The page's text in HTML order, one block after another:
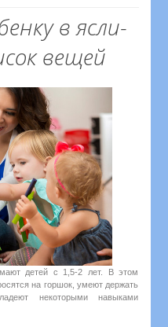
в ясли-
вещей
детей с 1,5-2 лет. В этом
на горшок, умеют держать
некоторыми навыками